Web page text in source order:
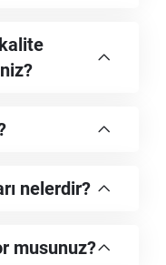
nelerdir?
musunuz?